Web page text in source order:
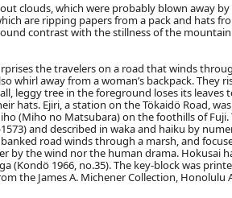
clouds, which were probably blown away
are ripping papers from a pack and hats
contrast with the stillness of the
the travelers on a road that winds
whirl away from a woman’s backpack.
leggy tree in the foreground loses its
hats. Ejiri, a station on the Tökaidö Road,
(Miho no Matsubara) on the foothills of
and described in waka and haiku by
road winds through a marsh, and
by the wind nor the human drama. Hokusai
(Kondö 1966, no.35). The key-block was
the James A. Michener Collection,